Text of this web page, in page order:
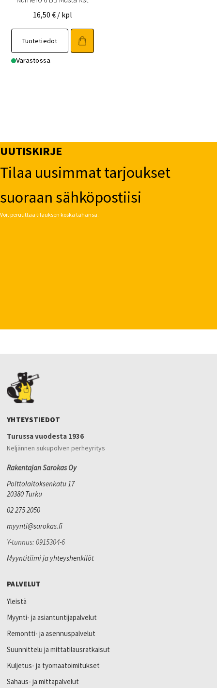
16,50 € / kpl
Tuotetiedot
Varastossa
UUTISKIRJE
Tilaa uusimmat tarjoukset
suoraan sähköpostiisi
Voit peruuttaa tilauksen koska tahansa.
YHTEYSTIEDOT
Turussa vuodesta 1936
Neljännen sukupolven perheyritys
Rakentajan Sarokas Oy
Polttolaitoksenkatu 17
20380 Turku
02 275 2050
myynti@sarokas.fi
Y-tunnus: 0915304-6
Myyntitiimi ja yhteyshenkilöt
PALVELUT
Yleistä
Myynti- ja asiantuntijapalvelut
Remontti- ja asennuspalvelut
Suunnittelu ja mittatilausratkaisut
Kuljetus- ja työmaatoimitukset
Sahaus- ja mittapalvelut